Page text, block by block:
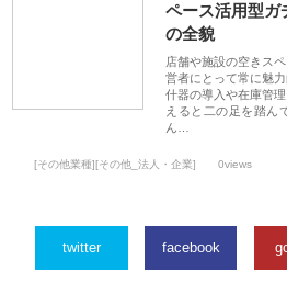
ペース活用型ガ
の全貌
店舗や施設の空きス
営者にとって常に魅
什器の導入や在庫管
えると二の足を踏ん
ん…
[その他業種][その他_法人・企業] 0views
twitter facebook